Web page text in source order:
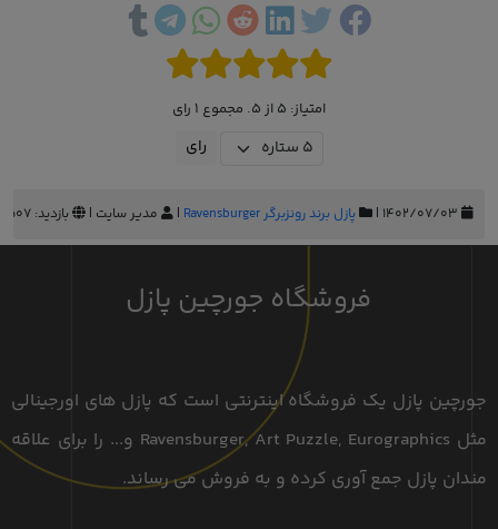
امتیاز: 5 از 5. مجموع 1 رای
پازل برند رونزبرگر Ravensburger | مدیر سایت | بازدید: 507 |
فروشگاه جورچین پازل
جورچین پازل یک فروشگاه اینترنتی است که پازل های اورجینالی
مثل Ravensburger, Art Puzzle, Eurographics و... را برای علاقه
مندان پازل جمع آوری کرده و به فروش می رساند.